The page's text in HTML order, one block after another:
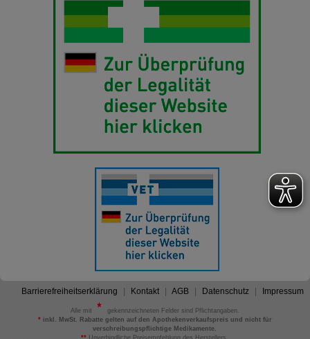
Barrierefreiheitserklärung Kontakt AGB Datenschutz Impressum
Alle mit
gekennzeichneten Felder sind Pflichtangaben.
*inkl. MwSt. Rabatte gelten auf den Apothekenverkaufspreis und nicht für
verschreibungspflichtige Medikamente.
** Unverbindliche Preisempfehlung des Herstellers.